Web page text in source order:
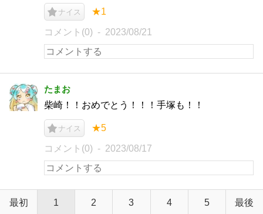
ナイス ★1
コメント(0) 2023/08/21
たまお
柴崎！！おめでとう！！！手塚も！！
ナイス ★5
コメント(0) 2023/08/17
最初 1 2 3 4 5 最後